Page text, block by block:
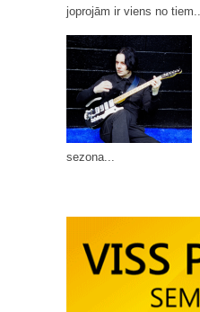
joprojām ir viens no tiem...
sezona...